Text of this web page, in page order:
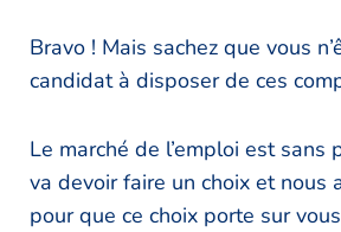
Bravo ! Mais sachez que vous
candidat à disposer de ces
Le marché de l’emploi est sans
va devoir faire un choix et nous
pour que ce choix porte sur